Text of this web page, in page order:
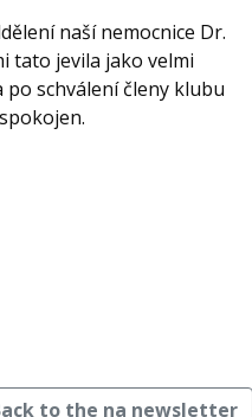
naší nemocnice Dr.
tato jevila jako velmi
schválení členy klubu
to the na newsletter